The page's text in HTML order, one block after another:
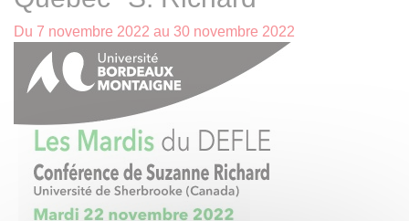
Du 7 novembre 2022 au 30 novembre 2022